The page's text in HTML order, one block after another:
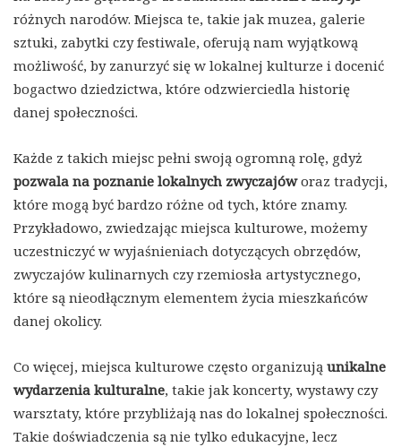
różnych narodów. Miejsca te, takie jak muzea, galerie
sztuki, zabytki czy festiwale, oferują nam wyjątkową
możliwość, by zanurzyć się w lokalnej kulturze i docenić
bogactwo dziedzictwa, które odzwierciedla historię
danej społeczności.
Każde z takich miejsc pełni swoją ogromną rolę, gdyż
pozwala na poznanie lokalnych zwyczajóworaz tradycji,
które mogą być bardzo różne od tych, które znamy.
Przykładowo, zwiedzając miejsca kulturowe, możemy
uczestniczyć w wyjaśnieniach dotyczących obrzędów,
zwyczajów kulinarnych czy rzemiosła artystycznego,
które są nieodłącznym elementem życia mieszkańców
danej okolicy.
Co więcej, miejsca kulturowe często organizują unikalne
wydarzenia kulturalne, takie jak koncerty, wystawy czy
warsztaty, które przybliżają nas do lokalnej społeczności.
Takie doświadczenia są nie tylko edukacyjne, lecz